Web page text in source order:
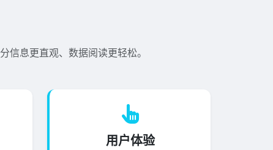
息更直观、数据阅读更轻松。
用户体验